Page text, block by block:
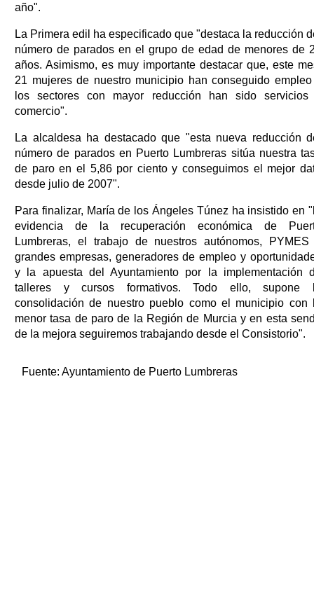
año".
La Primera edil ha especificado que "destaca la reducción
número de parados en el grupo de edad de menores de
años. Asimismo, es muy importante destacar que, este
21 mujeres de nuestro municipio han conseguido
los sectores con mayor reducción han sido servicios
comercio".
La alcaldesa ha destacado que "esta nueva reducción
número de parados en Puerto Lumbreras sitúa nuestra
de paro en el 5,86 por ciento y conseguimos el mejor
desde julio de 2007".
Para finalizar, María de los Ángeles Túnez ha insistido en
evidencia de la recuperación económica de
Lumbreras, el trabajo de nuestros autónomos,
grandes empresas, generadores de empleo y
y la apuesta del Ayuntamiento por la implementación
talleres y cursos formativos. Todo ello, supone
consolidación de nuestro pueblo como el municipio con
menor tasa de paro de la Región de Murcia y en esta
de la mejora seguiremos trabajando desde el Consistorio".
Fuente: Ayuntamiento de Puerto Lumbreras